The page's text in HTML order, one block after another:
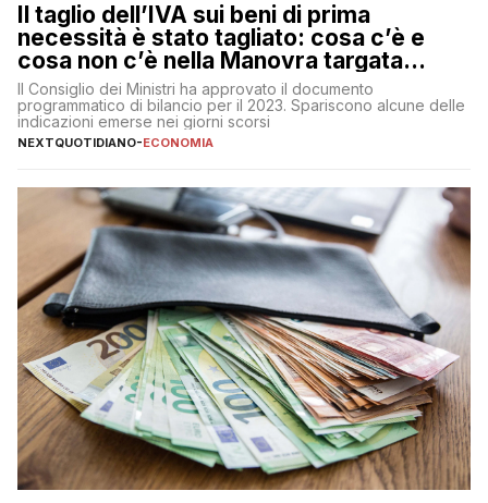
Il taglio dell’IVA sui beni di prima
necessità è stato tagliato: cosa c’è e
cosa non c’è nella Manovra targata
Meloni
Il Consiglio dei Ministri ha approvato il documento
programmatico di bilancio per il 2023. Spariscono alcune delle
indicazioni emerse nei giorni scorsi
NEXTQUOTIDIANO-ECONOMIA